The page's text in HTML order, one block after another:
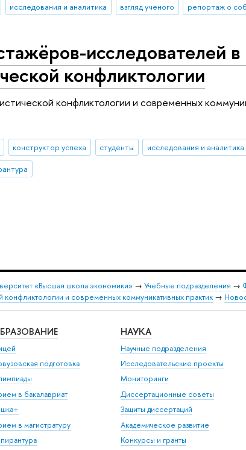
исследования и аналитика взгляд ученого репортаж о
исследователей
конфликтологии
конфликтологии и современных
конструктор успеха студенты исследования и аналитика
«Высшая школа экономики» → Учебные подразделения →
конфликтологии и современных коммуникативных практик →
подготовка
в бакалавриат
в магистратуру
НАУКА
Научные подразделения
Исследовательские проекты
Мониторинги
Диссертационные советы
Защиты диссертаций
Академическое развитие
Конкурсы и гранты